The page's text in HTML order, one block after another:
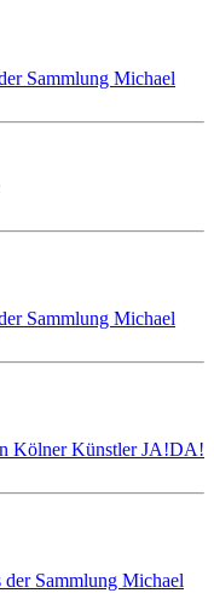
Sammlung Michael
Sammlung Michael
Kölner Künstler JA!DA!
Sammlung Michael